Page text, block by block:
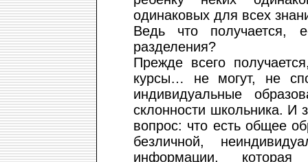
одинаковых для всех
Ведь что получается,
разделения?
Прежде всего
курсы… не могут, не
индивидуальные
склонности школьника. И
вопрос: что есть общее
безличной,
информации,